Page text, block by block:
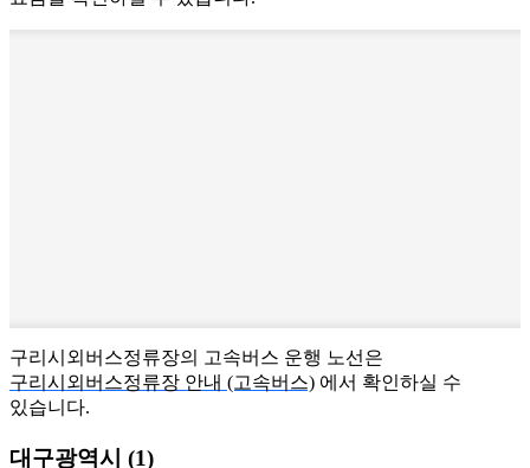
구리시외버스정류장의 고속버스 운행 노선은
구리시외버스정류장 안내 (고속버스) 에서 확인하실 수
있습니다.
대구광역시 (1)